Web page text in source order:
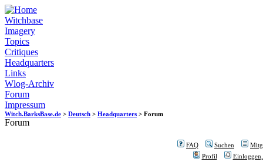
Witchbase
Imagery
Topics
Critiques
Headquarters
Links
Wlog-Archiv
Forum
Impressum
Witch.BarksBase.de > Deutsch > Headquarters > Forum
Forum
FAQ Suchen
Profil